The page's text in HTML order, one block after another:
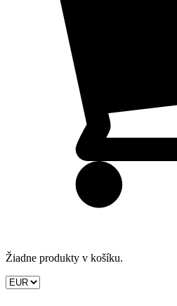
Žiadne produkty v košíku.